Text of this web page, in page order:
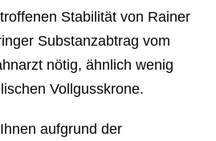
Stabilität von Rainer
Substanzabtrag vom
nötig, ähnlich wenig
Vollgusskrone.
aufgrund der